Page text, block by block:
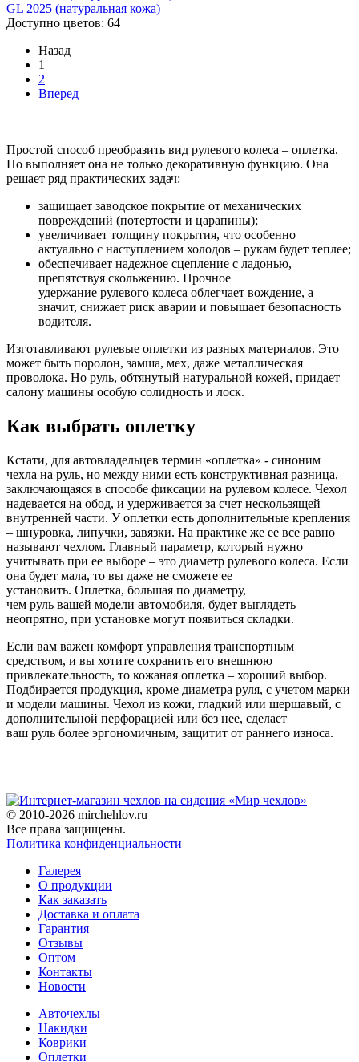
GL 2025 (натуральная кожа)
Доступно цветов: 64
Назад
1
2
Вперед
Простой способ преобразить вид рулевого колеса – оплетка.
Но выполняет она не только декоративную функцию. Она
решает ряд практических задач:
защищает заводское покрытие от механических
повреждений (потертости и царапины);
увеличивает толщину покрытия, что особенно
актуально с наступлением холодов – рукам будет теплее;
обеспечивает надежное сцепление с ладонью,
препятствуя скольжению. Прочное
удержание рулевого колеса облегчает вождение, а
значит, снижает риск аварии и повышает безопасность
водителя.
Изготавливают рулевые оплетки из разных материалов. Это
может быть поролон, замша, мех, даже металлическая
проволока. Но руль, обтянутый натуральной кожей, придает
салону машины особую солидность и лоск.
Как выбрать оплетку
Кстати, для автовладельцев термин «оплетка» - синоним
чехла на руль, но между ними есть конструктивная разница,
заключающаяся в способе фиксации на рулевом колесе. Чехол
надевается на обод, и удерживается за счет нескользящей
внутренней части. У оплетки есть дополнительные крепления
– шнуровка, липучки, завязки. На практике же ее все равно
называют чехлом. Главный параметр, который нужно
учитывать при ее выборе – это диаметр рулевого колеса. Если
она будет мала, то вы даже не сможете ее
установить. Оплетка, большая по диаметру,
чем руль вашей модели автомобиля, будет выглядеть
неопрятно, при установке могут появиться складки.
Если вам важен комфорт управления транспортным
средством, и вы хотите сохранить его внешнюю
привлекательность, то кожаная оплетка – хороший выбор.
Подбирается продукция, кроме диаметра руля, с учетом марки
и модели машины. Чехол из кожи, гладкий или шершавый, с
дополнительной перфорацией или без нее, сделает
ваш руль более эргономичным, защитит от раннего износа.
© 2010-2026 mirchehlov.ru
Все права защищены.
Политика конфиденциальности
Галерея
О продукции
Как заказать
Доставка и оплата
Гарантия
Отзывы
Оптом
Контакты
Новости
Авточехлы
Накидки
Коврики
Оплетки